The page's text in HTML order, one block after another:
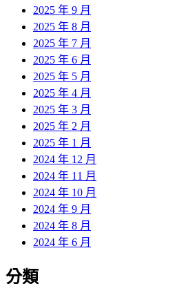
2025 年 9 月
2025 年 8 月
2025 年 7 月
2025 年 6 月
2025 年 5 月
2025 年 4 月
2025 年 3 月
2025 年 2 月
2025 年 1 月
2024 年 12 月
2024 年 11 月
2024 年 10 月
2024 年 9 月
2024 年 8 月
2024 年 6 月
分類